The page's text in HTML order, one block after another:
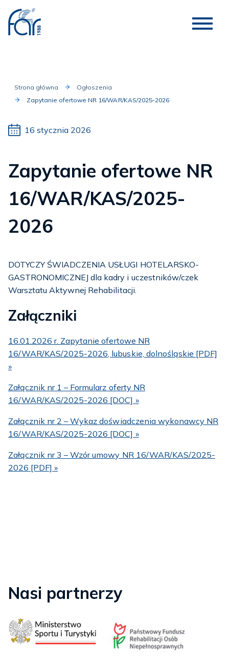
Strona główna
Ogłoszenia
Zapytanie ofertowe NR 16/WAR/KAS/2025-2026
16 stycznia 2026
Zapytanie ofertowe NR
16/WAR/KAS/2025-
2026
DOTYCZY ŚWIADCZENIA USŁUGI HOTELARSKO-
GASTRONOMICZNEJ dla kadry i uczestników/czek
Warsztatu Aktywnej Rehabilitacji.
Załączniki
16.01.2026 r. Zapytanie ofertowe NR
16/WAR/KAS/2025-2026, lubuskie, dolnośląskie [PDF]
»
Załącznik nr 1 – Formularz oferty NR
16/WAR/KAS/2025-2026 [DOC] »
Załącznik nr 2 – Wykaz doświadczenia wykonawcy NR
16/WAR/KAS/2025-2026 [DOC] »
Załącznik nr 3 – Wzór umowy NR 16/WAR/KAS/2025-
2026 [PDF] »
Nasi partnerzy